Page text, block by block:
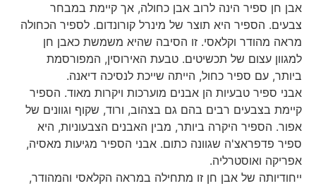
ספיר הינה לרוב אבן כחולה, אך קיימת במבחר
הספיר היא תוצר של מינרל קורונדום. לספיר הכחולה
וקלאסי. זו הסיבה שהיא משמשת כאבן חן
עצום של תכשיטים. טבעת האירוסין, המפורסמת
עם ספיר כחול, הייתה שייכת לנסיכה דיאנה.
טבעיות הן אבנים מוערכות ויקרות מאוד. הספיר
רבים בהם גם בצהוב, ורוד, שקוף וגוונים של
היקרה ביותר, מבין האבנים הצבעוניות, היא
שגוונה כתום. אבני הספיר מגיעות מאסיה,
ואוסטרליה.
של אבן חן זו מתחילה במראה הקלאסי והמהודר,